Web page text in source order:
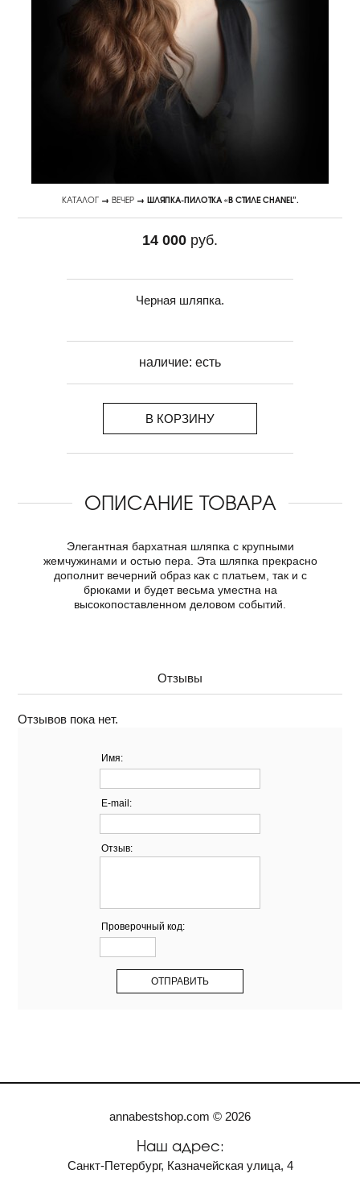
КАТАЛОГ→ ВЕЧЕР→ ШЛЯПКА-ПИЛОТКА «В СТИЛЕ CHANEL”.
Черная шляпка.
наличие: есть
14 000руб.
В КОРЗИНУ
ОПИСАНИЕ ТОВАРА
Элегантная бархатная шляпка с крупными
жемчужинами и остью пера. Эта шляпка прекрасно
дополнит вечерний образ как с платьем, так и с
брюками и будет весьма уместна на
высокопоставленном деловом событий.
Отзывы
Отзывов пока нет.
Имя:
E-mail:
Отзыв:
Проверочный код:
annabestshop.com © 2026
Наш адрес:
Санкт-Петербург, Казначейская улица, 4